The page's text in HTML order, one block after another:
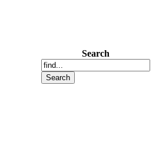
Search